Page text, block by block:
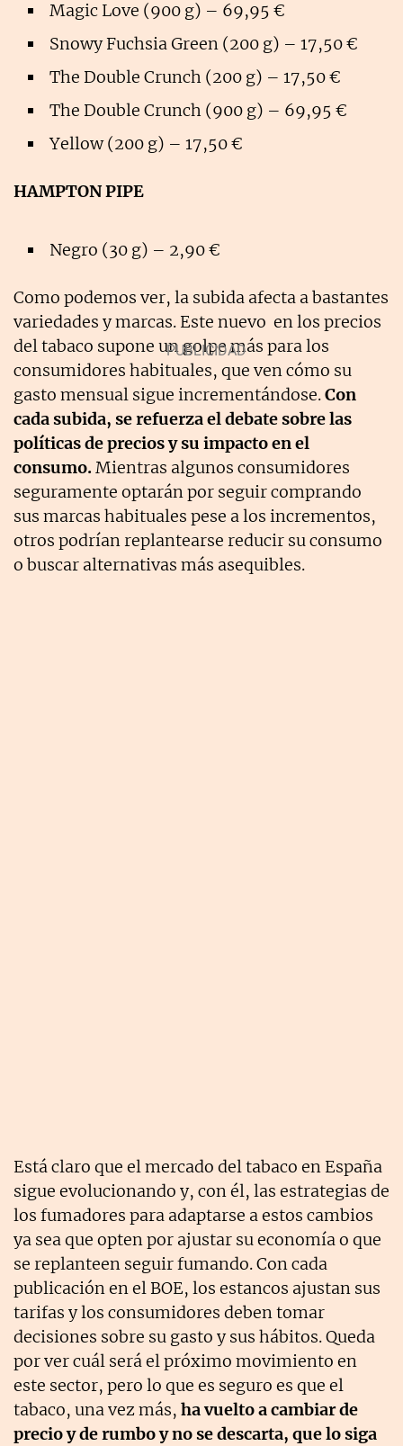
Magic Love (900 g) – 69,95 €
Snowy Fuchsia Green (200 g) – 17,50 €
The Double Crunch (200 g) – 17,50 €
The Double Crunch (900 g) – 69,95 €
Yellow (200 g) – 17,50 €
HAMPTON PIPE
Negro (30 g) – 2,90 €
Como podemos ver, la subida afecta a bastantes
variedades y marcas. Este nuevo en los precios
del tabaco supone un golpe más para los
consumidores habituales, que ven cómo su
gasto mensual sigue incrementándose.Con
cada subida, se refuerza el debate sobre las
políticas de precios y su impacto en el
consumo.Mientras algunos consumidores
seguramente optarán por seguir comprando
sus marcas habituales pese a los incrementos,
otros podrían replantearse reducir su consumo
o buscar alternativas más asequibles.
Está claro que el mercado del tabaco en España
sigue evolucionando y, con él, las estrategias de
los fumadores para adaptarse a estos cambios
ya sea que opten por ajustar su economía o que
se replanteen seguir fumando. Con cada
publicación en el BOE, los estancos ajustan sus
tarifas y los consumidores deben tomar
decisiones sobre su gasto y sus hábitos. Queda
por ver cuál será el próximo movimiento en
este sector, pero lo que es seguro es que el
tabaco, una vez más, ha vuelto a cambiar de
precio y de rumbo y no se descarta, que lo siga